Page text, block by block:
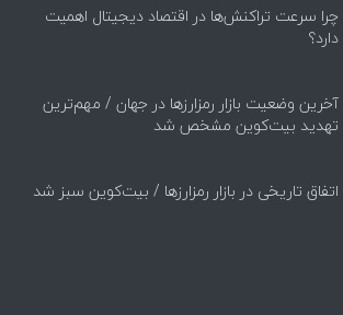
چرا سرعت تراکنش‌ها در اقتصاد دیجیتال اهمیت
دارد؟
آخرین وضعیت بازار رمزارزها در جهان / مهم‌ترین
تهدید بیت‌کوین مشخص شد
اتفاق تاریخی در بازار رمزارزها / بیت‌کوین سبز شد